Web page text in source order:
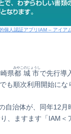
個人認証アプリIAM – アイア
県都城市
みやこのじょうし
で先行導
も順次利用開始にな
自治体が、同年12⽉
、ますます「IAM＜